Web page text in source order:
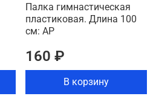
Палка гимнастическая
пластиковая. Длина 100
см: АР
160 ₽
В корзину